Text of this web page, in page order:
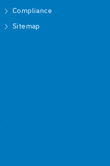
Compliance
Sitemap